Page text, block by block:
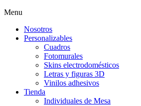
Menu
Nosotros
Personalizables
Cuadros
Fotomurales
Skins electrodomésticos
Letras y figuras 3D
Vinilos adhesivos
Tienda
Individuales de Mesa